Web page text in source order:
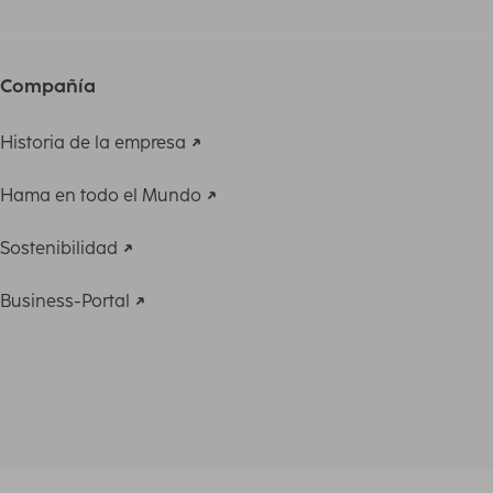
Compañía
Historia de la empresa
Hama en todo el Mundo
Sostenibilidad
Business-Portal